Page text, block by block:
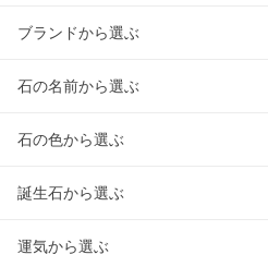
ブランドから選ぶ
石の名前から選ぶ
石の色から選ぶ
誕生石から選ぶ
運気から選ぶ